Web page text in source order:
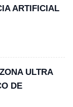
ARTIFICIAL
ULTRA
DE